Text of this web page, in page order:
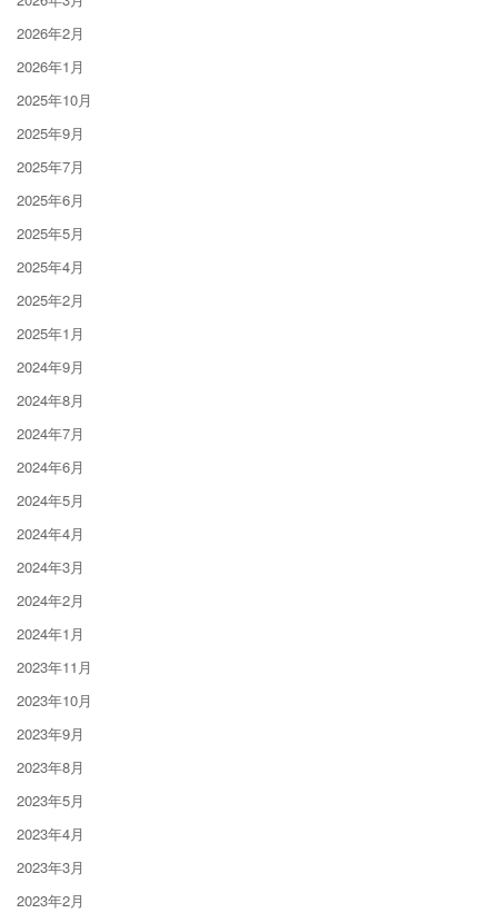
2026年2月
2026年1月
2025年10月
2025年9月
2025年7月
2025年6月
2025年5月
2025年4月
2025年2月
2025年1月
2024年9月
2024年8月
2024年7月
2024年6月
2024年5月
2024年4月
2024年3月
2024年2月
2024年1月
2023年11月
2023年10月
2023年9月
2023年8月
2023年5月
2023年4月
2023年3月
2023年2月